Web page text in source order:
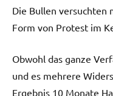
Die Bullen versuchten
Form von Protest im
Obwohl das ganze
und es mehrere
Ergebnis 10 Monate